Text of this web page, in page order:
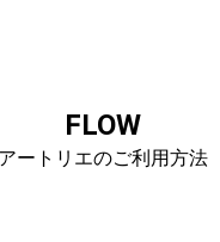
FLOW
アートリエのご利用方法